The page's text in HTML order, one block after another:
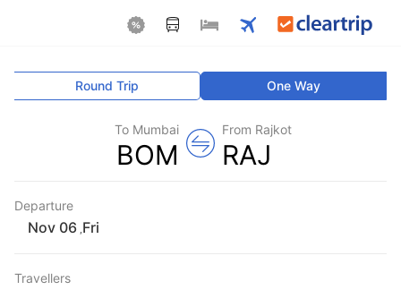
One Way
Round Trip
From Rajkot
RAJ
To Mumbai
BOM
Departure
Fri
Travellers